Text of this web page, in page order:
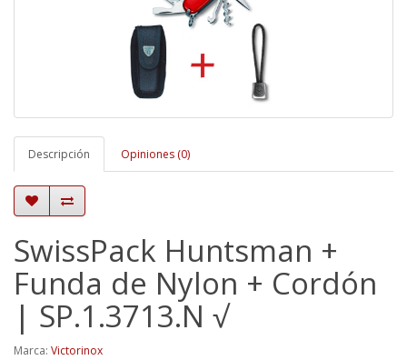
Descripción Opiniones (0)
SwissPack Huntsman +
Funda de Nylon + Cordón
| SP.1.3713.N √
Marca: Victorinox